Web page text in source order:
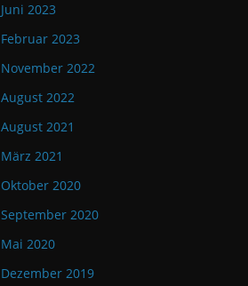
Juni 2023
Februar 2023
November 2022
August 2022
August 2021
März 2021
Oktober 2020
September 2020
Mai 2020
Dezember 2019